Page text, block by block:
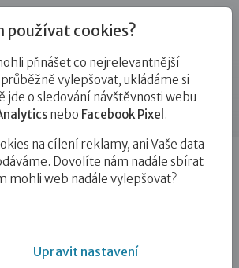
Imunita
používat cookies?
přinášet co nejrelevantnější
vylepšovat, ukládáme si
jde o sledování návštěvnosti webu
nebo Facebook Pixel .
na cílení reklamy, ani Vaše data
Dovolíte nám nadále sbírat
mohli web nadále vylepšovat?
Upravit nastavení